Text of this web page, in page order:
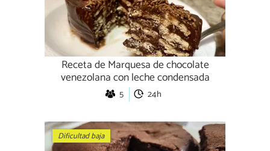
Receta de Marquesa de chocolate
venezolana con leche condensada
5 24h
Dificultad baja